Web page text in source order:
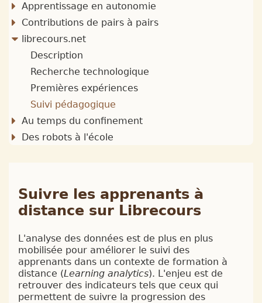
Suivre les apprenants à
distance sur Librecours
L'analyse des données est de plus en plus
mobilisée pour améliorer le suivi des
apprenants dans un contexte de formation à
distance (Learning analytics). L'enjeu est de
retrouver des indicateurs tels que ceux qui
permettent de suivre la progression des
Apprentissage en autonomie
Contributions de pairs à pairs
librecours.net
Description
Recherche technologique
Premières expériences
Suivi pédagogique
Au temps du confinement
Des robots à l'école